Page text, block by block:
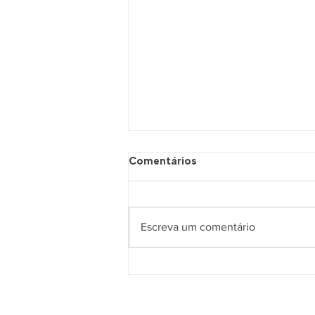
Murilo Bartolomé
Comentários
Escreva um comentário